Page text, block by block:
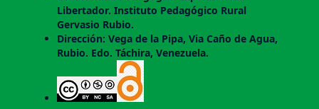
Libertador. Instituto Pedagógico Rural
Gervasio Rubio.
Dirección: Vega de la Pipa, Via Caño de Agua,
Rubio. Edo. Táchira, Venezuela.